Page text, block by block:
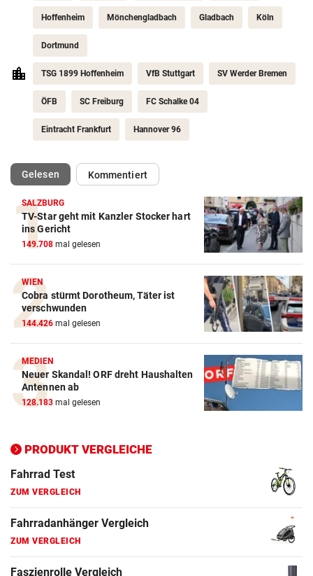
Hoffenheim Mönchengladbach Gladbach Köln
Dortmund
TSG 1899 Hoffenheim VfB Stuttgart SV Werder Bremen
ÖFB SC Freiburg FC Schalke 04
Eintracht Frankfurt Hannover 96
Gelesen(ausgewählt)Kommentiert
SALZBURG
TV-Star geht mit Kanzler Stocker hart
ins Gericht
149.708 mal gelesen
WIEN
Cobra stürmt Dorotheum, Täter ist
verschwunden
144.426 mal gelesen
MEDIEN
Neuer Skandal! ORF dreht Haushalten
Antennen ab
128.183 mal gelesen
PRODUKT VERGLEICHE
Action-Cam Vergleich
ZUM VERGLEICH
Crosstrainer Vergleich
ZUM VERGLEICH
E-Bike Vergleich
ZUM VERGLEICH
Elektro-Scooter Vergleich
ZUM VERGLEICH
ZUM VERGLEICH
Fahrrad Test
ZUM VERGLEICH
Fahrradanhänger Vergleich
ZUM VERGLEICH
Faszienrolle Vergleich